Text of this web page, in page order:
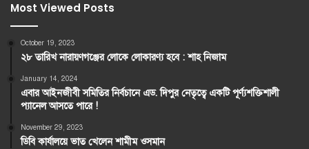
Most Viewed Posts
October 19, 2023
২৮ তারিখ নারায়ণগঞ্জের লোকে লোকারণ্য হবে : শাহ নিজাম
January 14, 2024
এবার আইনজীবী সমিতির নির্বচানে এড. দিপুর নেতৃত্বে একটি পূর্ণ্যশক্তিশালী
প্যানেল আসতে পারে !
November 29, 2023
ডিবি কার্যালয়ে ভাত খেলেন শামীম ওসমান